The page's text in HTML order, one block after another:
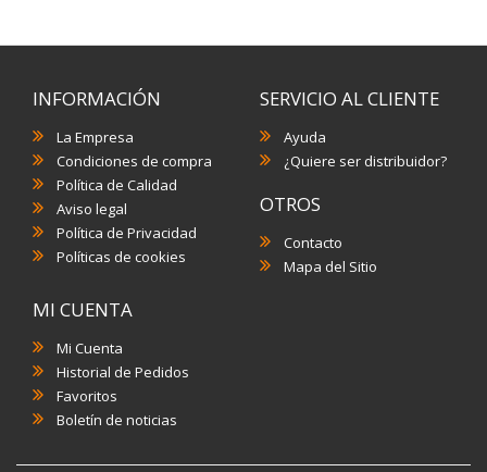
INFORMACIÓN
La Empresa
Condiciones de compra
Política de Calidad
Aviso legal
Política de Privacidad
Políticas de cookies
SERVICIO AL CLIENTE
Ayuda
¿Quiere ser distribuidor?
OTROS
Contacto
Mapa del Sitio
MI CUENTA
Mi Cuenta
Historial de Pedidos
Favoritos
Boletín de noticias